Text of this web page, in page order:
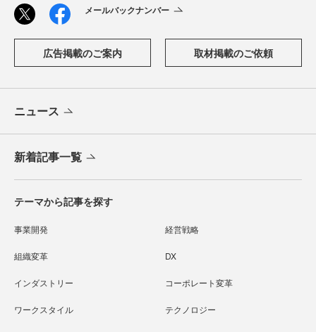
メールバックナンバー
広告掲載のご案内 取材掲載のご依頼
ニュース
新着記事一覧
テーマから記事を探す
事業開発 経営戦略
組織変革 DX
インダストリー コーポレート変革
ワークスタイル テクノロジー